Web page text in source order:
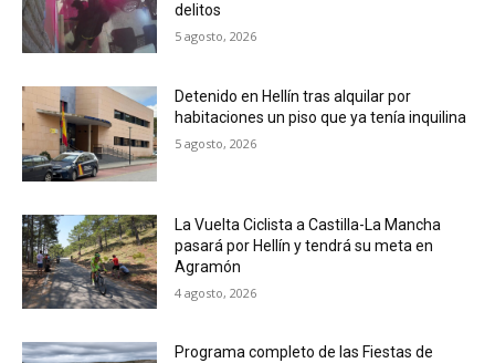
delitos
5 agosto, 2026
Detenido en Hellín tras alquilar por
habitaciones un piso que ya tenía inquilina
5 agosto, 2026
La Vuelta Ciclista a Castilla-La Mancha
pasará por Hellín y tendrá su meta en
Agramón
4 agosto, 2026
Programa completo de las Fiestas de